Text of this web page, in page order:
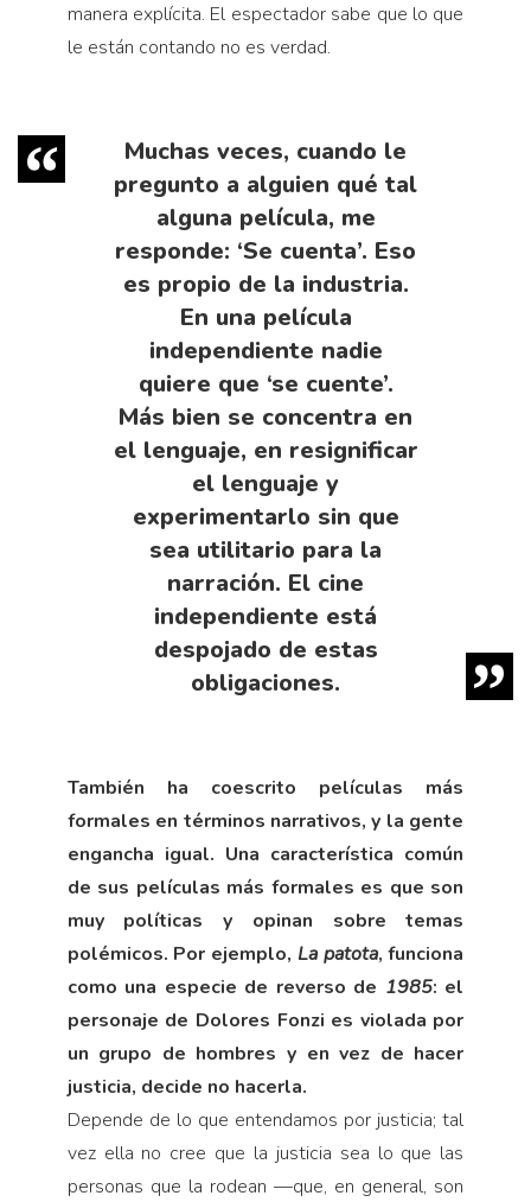
manera explícita. El espectador sabe que lo que
le están contando no es verdad.
Muchas veces, cuando le
pregunto a alguien qué tal
alguna película, me
responde: ‘Se cuenta’. Eso
es propio de la industria.
En una película
independiente nadie
quiere que ‘se cuente’.
Más bien se concentra en
el lenguaje, en resignificar
el lenguaje y
experimentarlo sin que
sea utilitario para la
narración. El cine
independiente está
despojado de estas
obligaciones.
También ha coescrito películas más
formales en términos narrativos, y la gente
engancha igual. Una característica común
de sus películas más formales es que son
muy políticas y opinan sobre temas
polémicos. Por ejemplo, La patota, funciona
como una especie de reverso de 1985: el
personaje de Dolores Fonzi es violada por
un grupo de hombres y en vez de hacer
justicia, decide no hacerla.
Depende de lo que entendamos por justicia; tal
vez ella no cree que la justicia sea lo que las
personas que la rodean —que, en general, son